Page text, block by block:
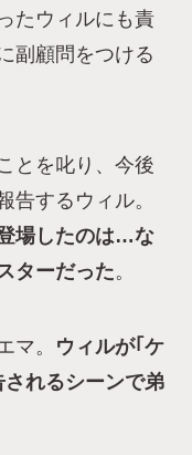
たウィルにも責
副顧問をつける
とを叱り、今後
告するウィル。
場したのは…な
ターだった。
マ。
ウィルが｢ケ
れるシーンで弟